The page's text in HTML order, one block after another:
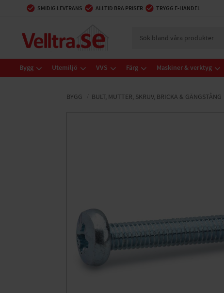
SMIDIG LEVERANS ALLTID BRA PRISER TRYGG E-HANDEL
Bygg Utemiljö VVS Färg Maskiner & verktyg
BYGG BULT, MUTTER, SKRUV, BRICKA & GÄNGSTÅNG